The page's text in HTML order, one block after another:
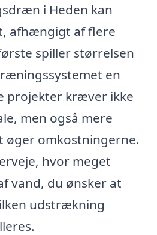
i Heden kan
afhængigt af flere
spiller størrelsen
en
projekter kræver ikke
men også mere
øger omkostningerne.
hvor meget
vand, du ønsker at
udstrækning